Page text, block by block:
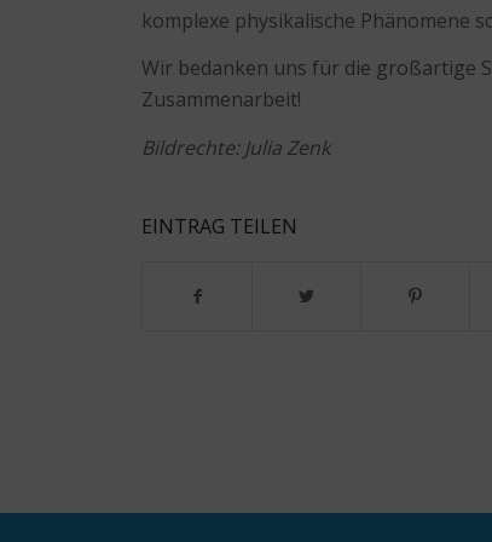
komplexe physikalische Phänomene
Wir bedanken uns für die großartige
Zusammenarbeit!
Bildrechte: Julia Zenk
EINTRAG TEILEN